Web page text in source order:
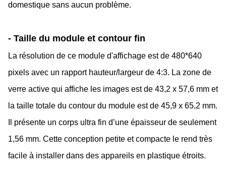
domestique sans aucun problème.
- Taille du module et contour fin
La résolution de ce module d'affichage est de 480*640
pixels avec un rapport hauteur/largeur de 4:3. La zone de
verre active qui affiche les images est de 43,2 x 57,6 mm et
la taille totale du contour du module est de 45,9 x 65,2 mm.
Il présente un corps ultra fin d’une épaisseur de seulement
1,56 mm. Cette conception petite et compacte le rend très
facile à installer dans des appareils en plastique étroits.